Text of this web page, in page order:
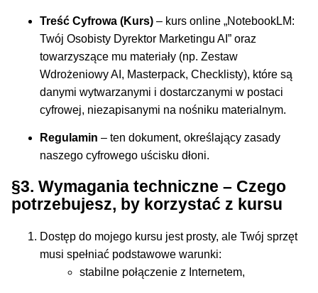
Treść Cyfrowa (Kurs) – kurs online „NotebookLM:
Twój Osobisty Dyrektor Marketingu AI” oraz
towarzyszące mu materiały (np. Zestaw
Wdrożeniowy AI, Masterpack, Checklisty), które są
danymi wytwarzanymi i dostarczanymi w postaci
cyfrowej, niezapisanymi na nośniku materialnym.
Regulamin – ten dokument, określający zasady
naszego cyfrowego uścisku dłoni.
§3. Wymagania techniczne – Czego
potrzebujesz, by korzystać z kursu
Dostęp do mojego kursu jest prosty, ale Twój sprzęt
musi spełniać podstawowe warunki:
stabilne połączenie z Internetem,